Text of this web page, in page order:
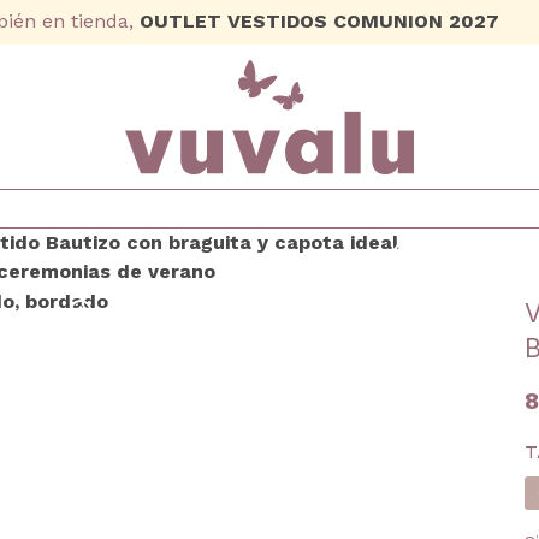
en tienda, OUTLET VESTIDOS COMUNION 2027